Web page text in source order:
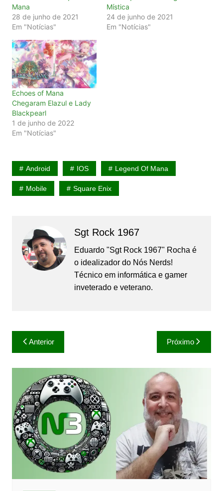
Mana
28 de junho de 2021
Em "Notícias"
Mística
24 de junho de 2021
Em "Notícias"
Echoes of Mana
Chegaram Elazul e Lady
Blackpearl
1 de junho de 2022
Em "Notícias"
Android IOS Legend Of Mana
Mobile Square Enix
Sgt Rock 1967
Eduardo "Sgt Rock 1967" Rocha é
o idealizador do Nós Nerds!
Técnico em informática e gamer
inveterado e veterano.
Navegação
de
Post
Anterior Próximo